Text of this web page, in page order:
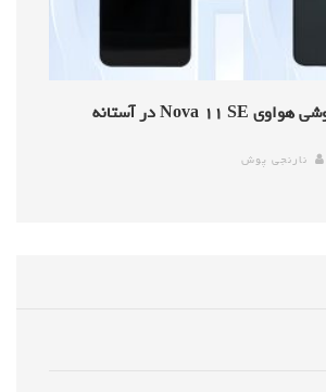
مشخصات کامل گوشی هواوی Nova ۱۱ SE در آستانه
نارنجی پوش